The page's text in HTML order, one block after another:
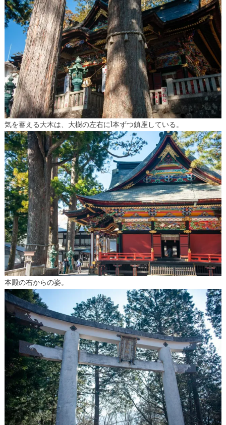
気を蓄える大木は、大樹の左右に1本ずつ鎮座している。
本殿の右からの姿。